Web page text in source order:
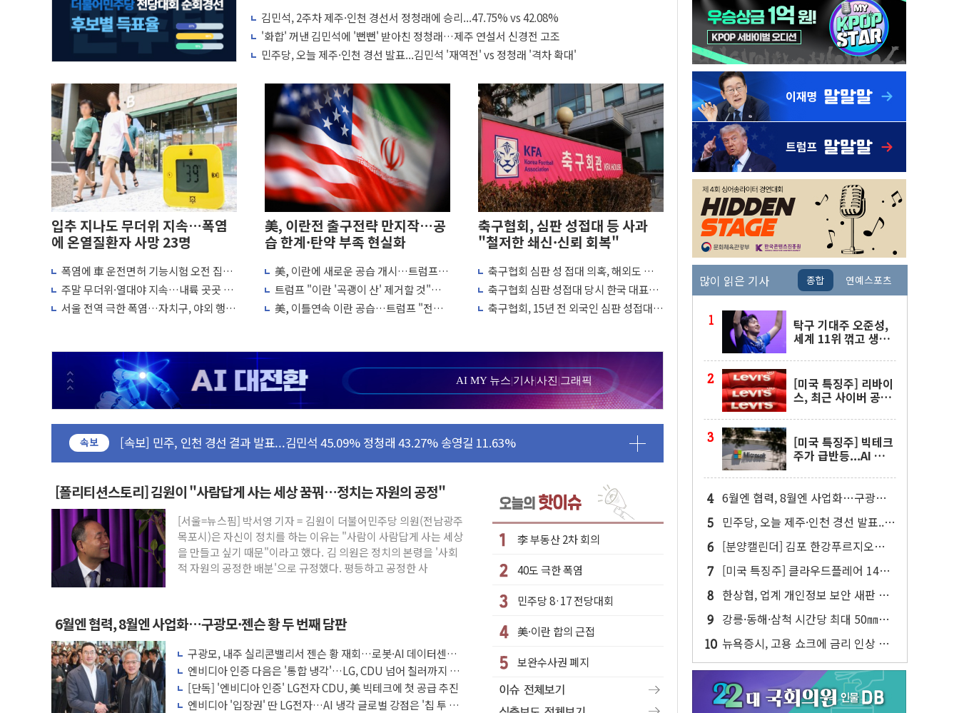
김민석, 2주차 제주·인천 경선서 정청래에 승리...47.75% vs 42.08%
'화합' 꺼낸 김민석에 '뻔뻔' 받아친 정청래…제주 연설서 신경전 고조
민주당, 오늘 제주·인천 경선 발표...김민석 '재역전' vs 정청래 '격차 확대'
입추 지나도 무더위 지속…폭염
에 온열질환자 사망 23명
폭염에 車 운전면허 기능시험 오전 집중
편성…체감온도 38도 넘으면 중단
주말 무더위·열대야 지속…내륙 곳곳 소
나기
서울 전역 극한 폭염…자치구, 야외 행사
美, 이란전 출구전략 만지작…공
습 한계·탄약 부족 현실화
美, 이란에 새로운 공습 개시…트럼프
"이제 우리 차례"
트럼프 "이란 '곡괭이 산' 제거할 것"…
미군, 사흘째 이란 야간 공습
美, 이틀연속 이란 공습…트럼프 "전쟁
축구협회, 심판 성접대 등 사과
"철저한 쇄신·신뢰 회복"
축구협회 심판 성 접대 의혹, 해외도 관심
↑…감독 선임 과정 수사까지 외신 주목
축구협회 심판 성접대 당시 한국 대표팀
7경기 무패 행진
축구협회, 15년 전 외국인 심판 성접대
AI MY 뉴스|기사|사진 |그래픽
속보
포항시 재난예산 40억 긴급 투입…고수온 양식장 복구·지원 '총력'
울진·영덕 '호우특보'-포항 '산사태 주의보'...경북도, 호우 피해·통제구간 없어
[종합] 김민석, 정청래에 '0.86%p' 차 재역전 성공...金 45.42% vs 鄭 44.56%
김민석, 2주차 제주·인천 경선서 정청래에 승리...47.75% vs 42.08%
인사하는 김민석 당대표 후보
[속보] 민주, 제주·인천 경선 결과 발표...김민석 47.75% 정청래 42.08%
[속보] 민주, 인천 경선 결과 발표...김민석 45.09% 정청래 43.27% 송영길 11.63%
[속보] 민주, 제주 경선 결과 발표...김민석 52.64% 정청래 39.89% 송영길 7.47%
이번주 국내 주요 금융일정(8.10~8.14)
美, 이란전 출구전략 만지작…공습 한계·탄약 부족 현실화
강릉·동해·삼척 시간당 최대 50㎜ 폭우…강원 동해안 강한 비 이어져
폐기물 수거하다 참변…60대 환경미화원 수거차에 치여 사망
서울 중랑구 주택가서 흉기 난동…60대 남성 2명 숨져
李대통령 "결혼 때문에 손해 보는 일 없게"…'결혼 페널티' 22개 과제 손본다
여수 오동도 인근 해상서 모터보트 전복…1명 사망·1명 실종
추미애, '위안부' 피해자 기림의 날 참석..."국제적 시민 연대로 목소리 내야"
인천 선재도 갯벌서 해루질 중 실종 60대 나흘만에 숨진 채 발견
인천서 말다툼 중 어머니 흉기 살해 10대 아들 체포
'화합' 꺼낸 김민석에 '뻔뻔' 받아친 정청래…제주 연설서 신경전 고조
[폴리티션스토리] 김원이 "사람답게 사는 세상 꿈꿔…정치는 자원의 공정"
[서울=뉴스핌] 박서영 기자 = 김원이 더불어민주당 의원(전남광주
목포시)은 자신이 정치를 하는 이유는 "사람이 사람답게 사는 세상
을 만들고 싶기 때문"이라고 했다. 김 의원은 정치의 본령을 '사회
적 자원의 공정한 배분'으로 규정했다. 평등하고 공정한 사
6월엔 협력, 8월엔 사업화…구광모·젠슨 황 두 번째 담판
구광모, 내주 실리콘밸리서 젠슨 황 재회…로봇·AI 데이터센터·
모빌리티 구체화
엔비디아 인증 다음은 '통합 냉각'…LG, CDU 넘어 칠러까지 묶
는다
[단독] '엔비디아 인증' LG전자 CDU, 美 빅테크에 첫 공급 추진
엔비디아 '입장권' 딴 LG전자…AI 냉각 글로벌 강점은 '칩 투 칠
李 부동산 2차 회의
40도 극한 폭염
민주당 8·17 전당대회
美·이란 합의 근접
보완수사권 폐지
많이 읽은 기사 종합 연예스포츠
탁구 기대주 오준성,
세계 11위 꺾고 생애
강행
[미국 특징주] 리바이
스, 최근 사이버 공격
실 공개
[미국 특징주] 빅테크
주가 급반등...AI 불안
아나
6월엔 협력, 8월엔 사업화…구광모·
젠슨 황 두 번째 담판
민주당, 오늘 제주·인천 경선 발표...
김민석 '재역전' vs 정청래 '격차 확
대'
[분양캘린더] 김포 한강푸르지오리버
프론트 등 3284가구 분양
[미국 특징주] 클라우드플레어 14%
급등해 신고점...AI 지출 확대에 전망
상향
한상협, 업계 개인정보 보안 새판 짠
다…'자율규제단체' 타진
강릉·동해·삼척 시간당 최대 50㎜
폭우…강원 동해안 강한 비 이어져
뉴욕증시, 고용 쇼크에 금리 인상 우
려 후퇴…S&P500 최고치